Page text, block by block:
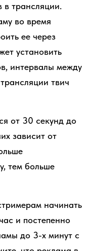
трансляции.
во время
ее через
установить
интервалы между
твич
от 30 секунд до
зависит от
тем больше
начинать
и постепенно
до 3-х минут с